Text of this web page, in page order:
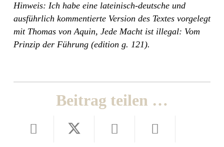
Hinweis: Ich habe eine lateinisch-deutsche und
ausführlich kommentierte Version des Textes vorgelegt
mit Thomas von Aquin, Jede Macht ist illegal: Vom
Prinzip der Führung (edition g. 121).
Beitrag teilen …